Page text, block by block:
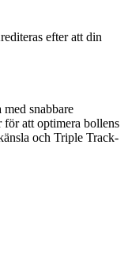
efter att din
snabbare
för att optimera bollens
och Triple Track-